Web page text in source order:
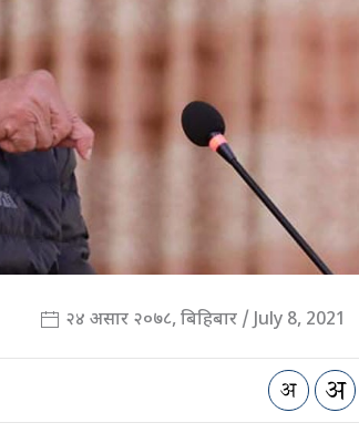
२४ असार २०७८, बिहिबार / July 8, 2021